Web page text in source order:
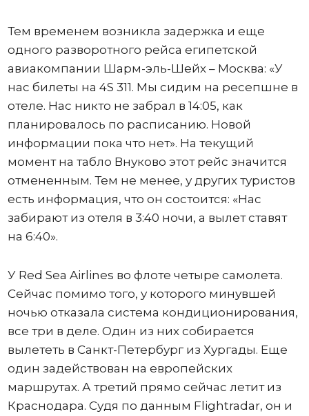
Тем временем возникла задержка и еще
одного разворотного рейса египетской
авиакомпании Шарм-эль-Шейх – Москва: «У
нас билеты на 4S 311. Мы сидим на ресепшне в
отеле. Нас никто не забрал в 14:05, как
планировалось по расписанию. Новой
информации пока что нет». На текущий
момент на табло Внуково этот рейс значится
отмененным. Тем не менее, у других туристов
есть информация, что он состоится: «Нас
забирают из отеля в 3:40 ночи, а вылет ставят
на 6:40».
У Red Sea Airlines во флоте четыре самолета.
Сейчас помимо того, у которого минувшей
ночью отказала система кондиционирования,
все три в деле. Один из них собирается
вылететь в Санкт-Петербург из Хургады. Еще
один задействован на европейских
маршрутах. А третий прямо сейчас летит из
Краснодара. Судя по данным Flightradar, он и